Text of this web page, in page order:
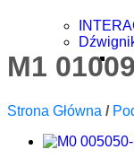
M1
Strona Główna /